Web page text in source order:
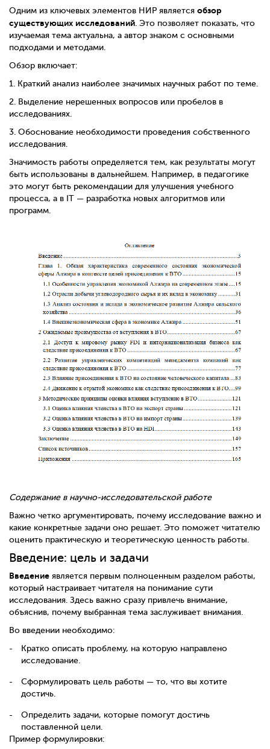
Одним из ключевых элементов НИР является обзор
существующих исследований. Это позволяет показать, что
изучаемая тема актуальна, а автор знаком с основными
подходами и методами.
Обзор включает:
1. Краткий анализ наиболее значимых научных работ по теме.
2. Выделение нерешенных вопросов или пробелов в
исследованиях.
3. Обоснование необходимости проведения собственного
исследования.
Значимость работы определяется тем, как результаты могут
быть использованы в дальнейшем. Например, в педагогике
это могут быть рекомендации для улучшения учебного
процесса, а в IT — разработка новых алгоритмов или
программ.
Содержание в научно-исследовательской работе
Важно четко аргументировать, почему исследование важно и
какие конкретные задачи оно решает. Это поможет читателю
оценить практическую и теоретическую ценность работы.
Введение: цель и задачи
Введение является первым полноценным разделом работы,
который настраивает читателя на понимание сути
исследования. Здесь важно сразу привлечь внимание,
объяснив, почему выбранная тема заслуживает внимания.
Во введении необходимо:
Кратко описать проблему, на которую направлено
исследование.
Сформулировать цель работы — то, что вы хотите
достичь.
Определить задачи, которые помогут достичь
поставленной цели.
Пример формулировки: